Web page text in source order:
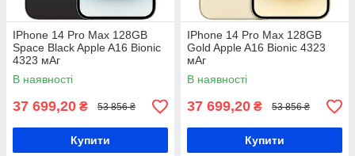
IPhone 14 Pro Max 128GB
Space Black Apple A16 Bionic
4323 мАг
В наявності
37 699,20 ₴ 53 856 ₴
Купити
IPhone 14 Pro Max 128GB
Gold Apple A16 Bionic 4323
мАг
В наявності
37 699,20 ₴ 53 856 ₴
Купити